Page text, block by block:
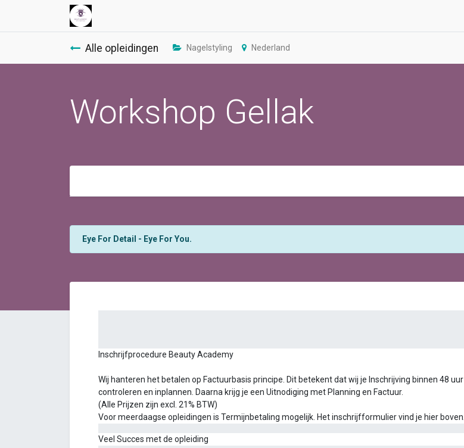
Alle opleidingen Nagelstyling Nederland
Workshop Gellak
Eye For Detail - Eye For You.
Inschrijfprocedure Beauty Academy
Wij hanteren het betalen op Factuurbasis principe. Dit betekent dat wij je Inschrijving binnen 48 uur
controleren en inplannen. Daarna krijg je een Uitnodiging met Planning en Factuur.
(Alle Prijzen zijn excl. 21% BTW)
Voor meerdaagse opleidingen is Termijnbetaling mogelijk. Het inschrijfformulier vind je hier boven.
Veel Succes met de opleiding